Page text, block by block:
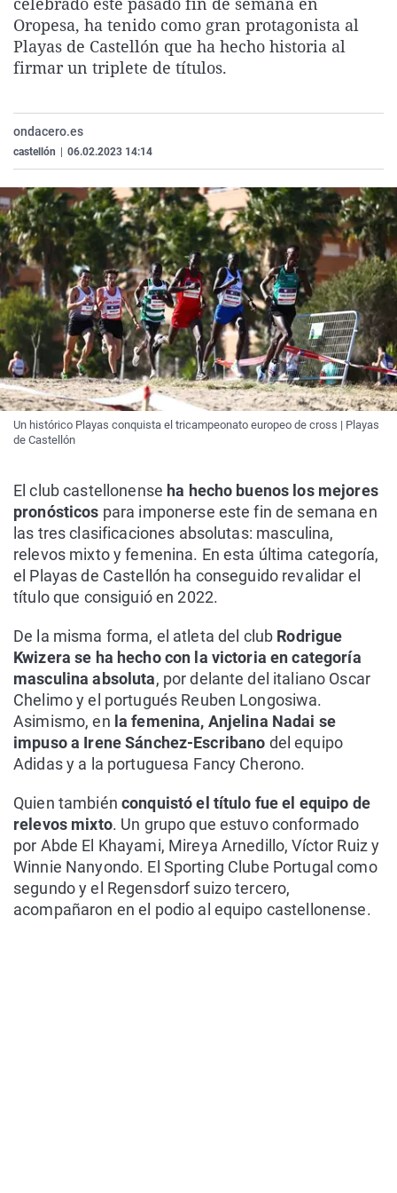
La rosa de los vientos
Gente viajera
Caso
Retornados
Extremadura
Galicia
Virales
Televisión
Oropesa, ha tenido como gran protagonista al
Playas de Castellón que ha hecho historia al
firmar un triplete de títulos.
ondacero.es
castellón 06.02.2023 14:14
Un histórico Playas conquista el tricampeonato europeo de cross | Playas
de Castellón
El club castellonense ha hecho buenos los mejores
pronósticos para imponerse este fin de semana en
las tres clasificaciones absolutas: masculina,
relevos mixto y femenina. En esta última categoría,
el Playas de Castellón ha conseguido revalidar el
título que consiguió en 2022.
De la misma forma, el atleta del club Rodrigue
Kwizera se ha hecho con la victoria en categoría
masculina absoluta, por delante del italiano Oscar
Chelimo y el portugués Reuben Longosiwa.
Asimismo, en la femenina, Anjelina Nadai se
impuso a Irene Sánchez-Escribano del equipo
Adidas y a la portuguesa Fancy Cherono.
Quien también conquistó el título fue el equipo de
relevos mixto. Un grupo que estuvo conformado
por Abde El Khayami, Mireya Arnedillo, Víctor Ruiz y
Winnie Nanyondo. El Sporting Clube Portugal como
segundo y el Regensdorf suizo tercero,
acompañaron en el podio al equipo castellonense.